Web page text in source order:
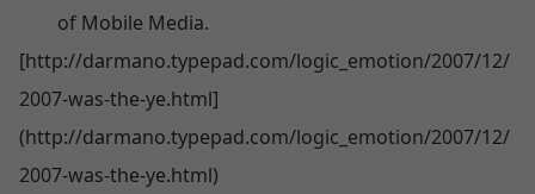
of Mobile Media.
[http://darmano.typepad.com/logic_emotion/2007/12/
2007-was-the-ye.html]
(http://darmano.typepad.com/logic_emotion/2007/12/
2007-was-the-ye.html)